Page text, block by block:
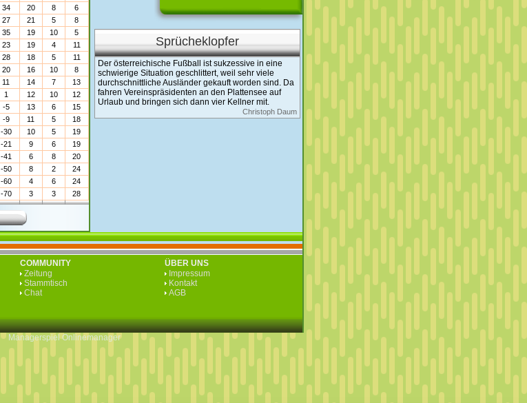
34 20 8
6
27 21 5
8
35 19 10
5
23 19 4
11
28 18 5
11
20 16 10
8
11 14 7
13
1 12 10
12
-5 13 6
15
-9 11 5
18
-30 10 5
19
-21 9 6
19
-41 6 8
20
-50 8 2
24
-60 4 6
24
-70 3 3 28
Sprücheklopfer
Der österreichische Fußball ist sukzessive in eine
schwierige Situation geschlittert, weil sehr viele
durchschnittliche Ausländer gekauft worden sind. Da
fahren Vereinspräsidenten an den Plattensee auf
Urlaub und bringen sich dann vier Kellner mit.
Christoph Daum
COMMUNITY
Zeitung
Stammtisch
Chat
ÜBER UNS
Impressum
Kontakt
AGB
Managerspiel Onlinemanager